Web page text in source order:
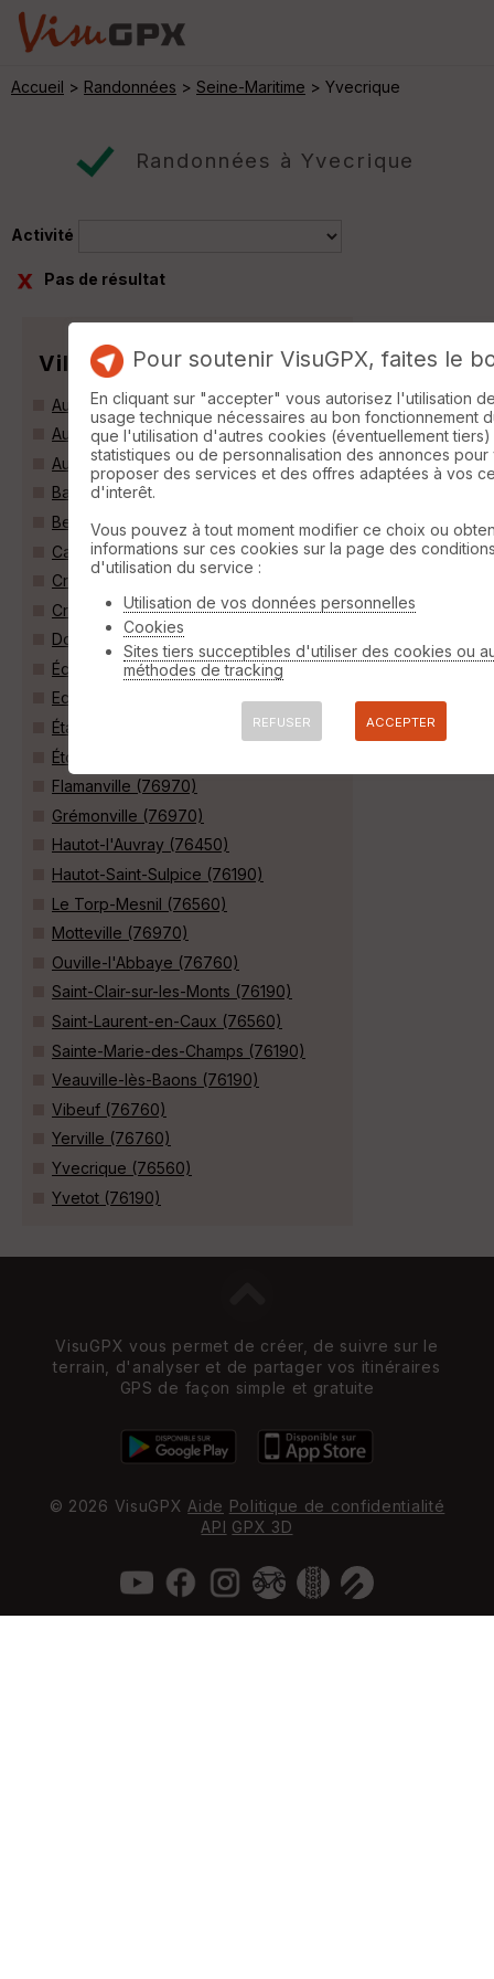
Accueil > Randonnées > Seine-Maritime > Yvecrique
Randonnées à Yvecrique
Activité
Pas de résultat
Villes
Autretot (76190)
Auzebosc (76190)
Auzouville-l'Esneval (76760)
Baons-le-Comte (76190)
Berville (76560)
Canville-les-Deux-Églises (76560)
Criquetot-sur-Ouville (76760)
Croix-Mare (76190)
Doudeville (76560)
Écalles-Alix (76190)
Ectot-lès-Baons (76970)
Étalleville (76560)
Étoutteville (76190)
Flamanville (76970)
Grémonville (76970)
Hautot-l'Auvray (76450)
Hautot-Saint-Sulpice (76190)
Le Torp-Mesnil (76560)
Motteville (76970)
Ouville-l'Abbaye (76760)
Saint-Clair-sur-les-Monts (76190)
Saint-Laurent-en-Caux (76560)
Sainte-Marie-des-Champs (76190)
Veauville-lès-Baons (76190)
Vibeuf (76760)
Yerville (76760)
Yvecrique (76560)
Yvetot (76190)
VisuGPX vous permet de créer, de suivre sur le
terrain, d'analyser et de partager vos itinéraires
GPS de façon simple et gratuite
© 2026 VisuGPX Aide Politique de confidentialité
API GPX 3D
Pour soutenir VisuGPX, faites le
En cliquant sur "accepter" vous autorisez l'utilisation
usage technique nécessaires au bon fonctionnement
que l'utilisation d'autres cookies (éventuellement
statistiques ou de personnalisation des annonces pour
proposer des services et des offres adaptées à vos
d'interêt.
Vous pouvez à tout moment modifier ce choix ou
informations sur ces cookies sur la page des
d'utilisation du service :
Utilisation de vos données personnelles
Cookies
Sites tiers succeptibles d'utiliser des cookies ou
méthodes de tracking
REFUSER ACCEPTER